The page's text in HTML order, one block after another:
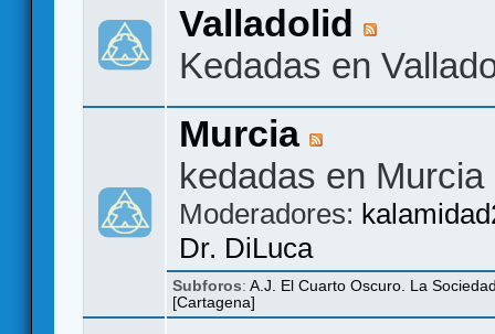
Valladolid
Kedadas en
Murcia
kedadas en Murcia
Moderadores:
Dr. DiLuca
Subforos: A.J. El Cuarto Oscuro. La
[Cartagena]